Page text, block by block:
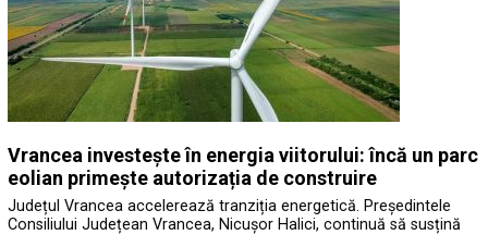
Vrancea investește în energia viitorului: încă un parc
eolian primește autorizația de construire
Județul Vrancea accelerează tranziția energetică. Președintele
Consiliului Județean Vrancea, Nicușor Halici, continuă să susțină